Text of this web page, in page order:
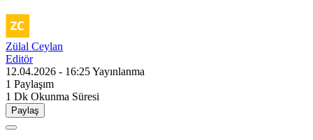
Zülal Ceylan
Editör
12.04.2026 - 16:25Yayınlanma
1 Paylaşım
1 Dk Okunma Süresi
Paylaş